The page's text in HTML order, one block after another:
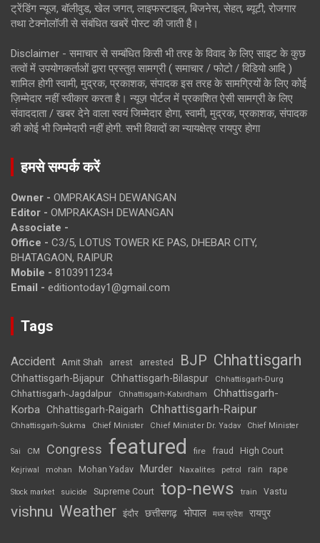
ट्रेंडिंग न्यूज, बॉलीवुड, खेल जगत, लाइफस्टाइल, बिजनेस, सेहत, ब्यूटी, रोजगार
तथा टेक्नोलॉजी से संबंधित खबरें पोस्ट की जाती है।
Disclaimer - समाचार से सम्बंधित किसी भी तरह के विवाद के लिए साइट के कुछ
तत्वों में उपयोगकर्ताओं द्वारा प्रस्तुत सामग्री ( समाचार / फोटो / विडियो आदि )
शामिल होगी स्वामी, मुद्रक, प्रकाशक, संपादक इस तरह के सामग्रियों के लिए कोई
ज़िम्मेदार नहीं स्वीकार करता है। न्यूज़ पोर्टल में प्रकाशित ऐसी सामग्री के लिए
संवाददाता / खबर देने वाला स्वयं जिम्मेदार होगा, स्वामी, मुद्रक, प्रकाशक, संपादक
की कोई भी जिम्मेदारी नहीं होगी. सभी विवादों का न्यायक्षेत्र रायपुर होगा
हमसे सम्पर्क करें
Owner - OMPRAKASH DEWANGAN
Editor - OMPRAKASH DEWANGAN
Associate -
Office - C3/5, LOTUS TOWER KE PAS, DHEBAR CITY,
BHATAGAON, RAIPUR
Mobile - 8103911234
Email - editiontoday1@gmail.com
Tags
Accident Amit Shah arrest arrested BJP Chhattisgarh
Chhattisgarh-Bijapur Chhattisgarh-Bilaspur Chhattisgarh-Durg
Chhattisgarh-Jagdalpur Chhattisgarh-Kabirdham
Chhattisgarh-
Korba Chhattisgarh-Raigarh Chhattisgarh-Raipur
Chhattisgarh-Sukma Chief Minister Chief Minister Dr. Yadav Chief Minister
Sai CM Congress featured fire fraud High Court
Kejriwal mohan Mohan Yadav Murder Naxalites petrol rain rape
Stock market suicide Supreme Court top-news train Vastu
vishnu Weather इंदौर छत्तीसगढ़ भोपाल मध्य प्रदेश रायपुर